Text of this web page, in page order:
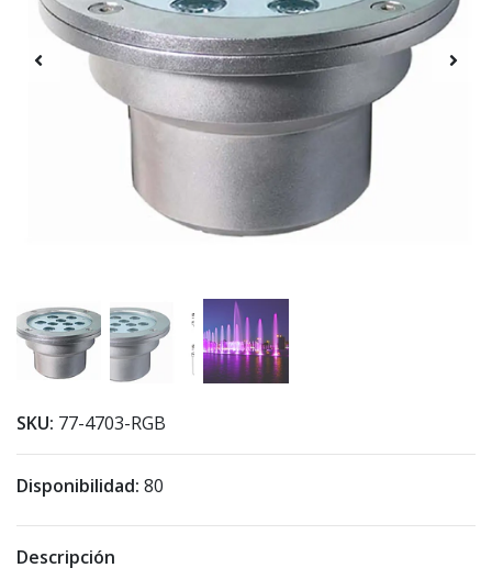
SKU: 77-4703-RGB
Disponibilidad: 80
Descripción